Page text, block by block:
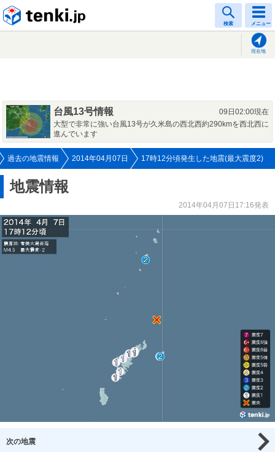
検索 メニュー
現在地
台風13号情報
09日02:00現在
大型で非常に強い台風13号が久米島の西北西約290kmを西北西に
進んでいます
過去の地震情報 2014年04月07日 17時12分頃発生した地震(最大震度2)
地震情報
2014年04月07日17:16発表
次の地震